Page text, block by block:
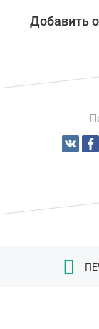
Добавить